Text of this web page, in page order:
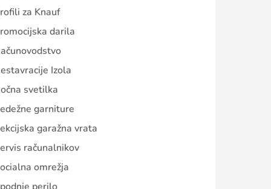
za Knauf
darila
Izola
svetilka
garniture
garažna vrata
računalnikov
omrežja